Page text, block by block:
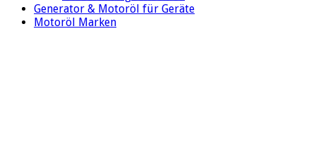
Generator & Motoröl für Geräte
Motoröl Marken